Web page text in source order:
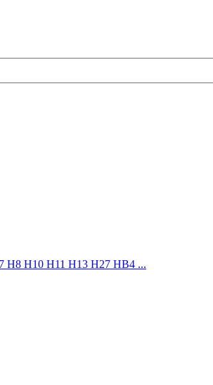
H8 H10 H11 H13 H27 HB4 ...